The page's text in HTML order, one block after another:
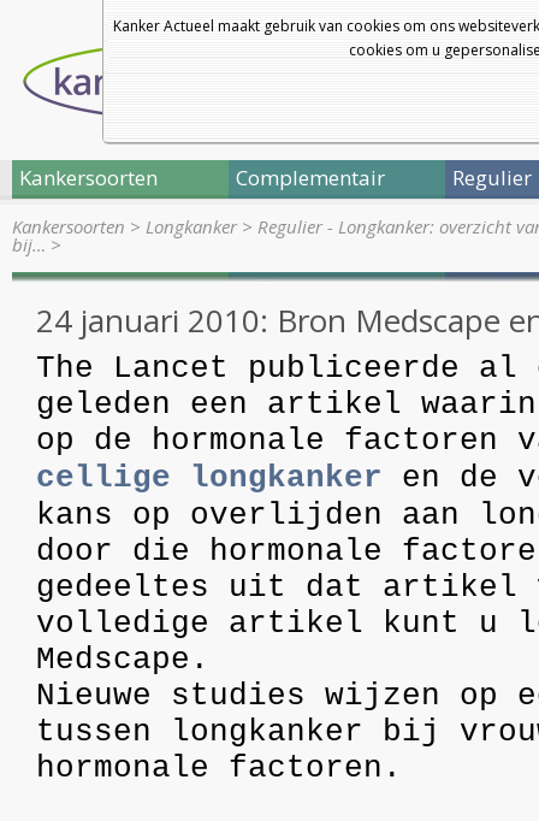
Kanker Actueel maakt gebruik van cookies om ons
cookies om u
Kankersoorten Complementair Regulier
Kankersoorten > Longkanker> Regulier - Longkanker: overzicht
bij… >
24 januari 2010: Bron Medscape
The Lancet publiceerde al
geleden een artikel waarin
op de hormonale factoren
cellige longkanker en de
kans op overlijden aan
door die hormonale
gedeeltes uit dat artikel
volledige artikel kunt u
Medscape.
Nieuwe studies wijzen op
tussen longkanker bij
hormonale factoren.